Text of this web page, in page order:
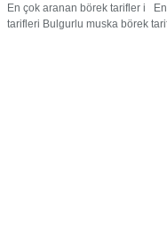
En çok aranan börek tarifler i
tarifleri Bulgurlu muska börek